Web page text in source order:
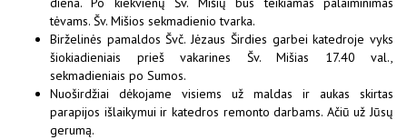
tėvams. Šv. Mišios sekmadienio tvarka.
Birželinės pamaldos Švč. Jėzaus Širdies garbei katedroje vyks
šiokiadieniais prieš vakarines Šv. Mišias 17.40 val.,
sekmadieniais po Sumos.
Nuoširdžiai dėkojame visiems už maldas ir aukas skirtas
parapijos išlaikymui ir katedros remonto darbams. Ačiū už Jūsų
gerumą.